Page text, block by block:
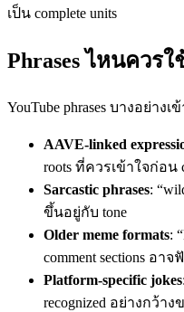
เป็น complete units
Phrases ไหนควร
YouTube phrases บางอย่าง
AAVE-linked
roots ที่ควรเข้าใจก่อน
Sarcastic phrases:
ขึ้นอยู่กับ tone
Older meme formats:
comment sections อาจ
Platform-specific jokes
recognized อย่างกว้าง